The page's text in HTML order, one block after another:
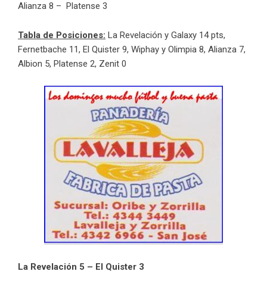
Alianza 8 – Platense 3
Tabla de Posiciones: La Revelación y Galaxy 14 pts,
Fernetbache 11, El Quister 9, Wiphay y Olimpia 8, Alianza 7,
Albion 5, Platense 2, Zenit 0
La Revelación 5 – El Quister 3